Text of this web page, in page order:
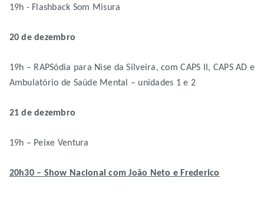
19h - Flashback Som Misura
20 de dezembro
19h – RAPSódia para Nise da Silveira, com CAPS II, CAPS AD e
Ambulatório de Saúde Mental – unidades 1 e 2
21 de dezembro
19h – Peixe Ventura
20h30 – Show Nacional com João Neto e Frederico